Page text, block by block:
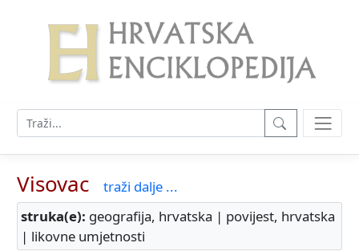
Visovac
traži dalje ...
struka(e): geografija, hrvatska | povijest, hrvatska
| likovne umjetnosti